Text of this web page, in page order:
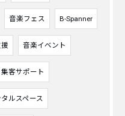
音楽フェス B-Spanner
音楽イベント
集客サポート
ルスペース